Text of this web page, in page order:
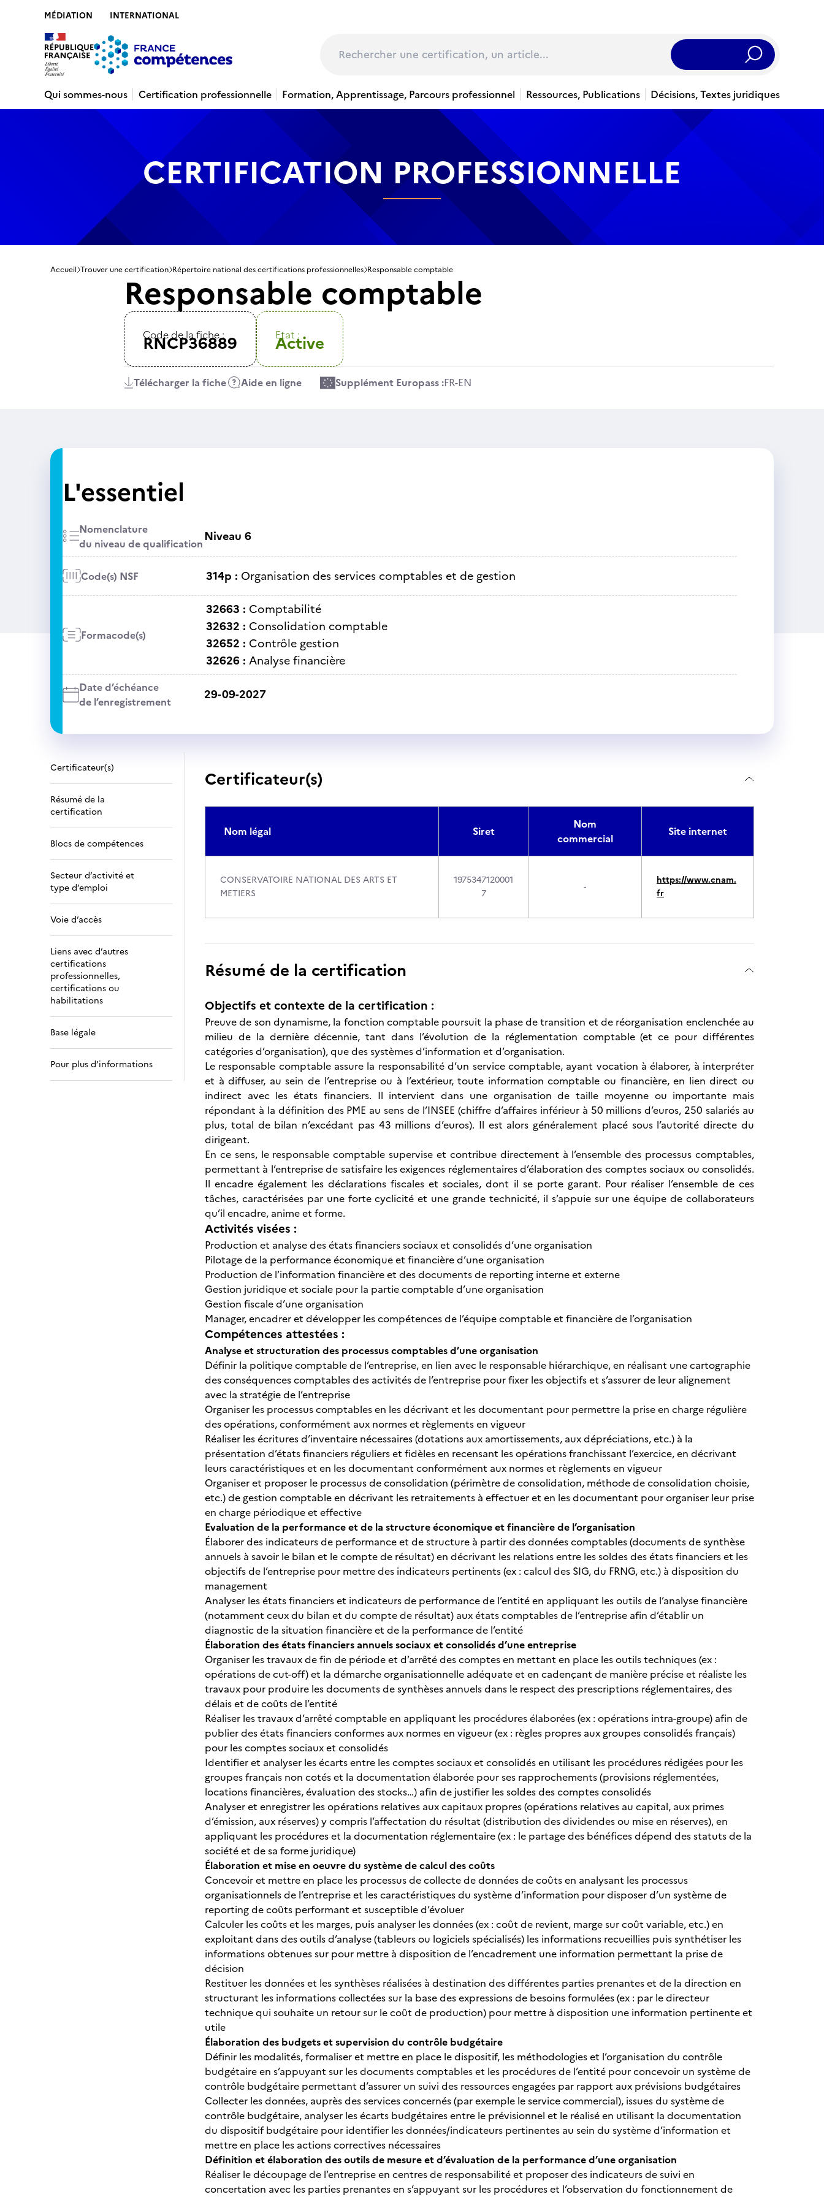
MÉDIATION INTERNATIONAL
Rechercher
Qui sommes-nous
Certification professionnelle Formation, Apprentissage, Parcours professionnel Ressources, Publications Décisions, Textes juridiques
CERTIFICATION PROFESSIONNELLE
Accueil Trouver une certification Répertoire national des certifications professionnelles Responsable comptable
Responsable comptable
Code de la fiche :
RNCP36889 Etat :
Active
Télécharger la fiche Aide en ligne Supplément Europass :FR-EN
L'essentiel
Nomenclature
du niveau de qualificationNiveau 6
Code(s) NSF 314p : Organisation des services comptables et de gestion
Formacode(s)
32663 : Comptabilité
32632 : Consolidation comptable
32652 : Contrôle gestion
32626 : Analyse financière
Date d’échéance
de l’enregistrement
29-09-2027
Certificateur(s)
Résumé de la
certification
Blocs de compétences
Secteur d’activité et
type d’emploi
Voie d’accès
Liens avec d’autres
certifications
professionnelles,
certifications ou
habilitations
Base légale
Pour plus d’informations
Certificateur(s)
Nom légal Siret
Nom
commercial
Site internet
CONSERVATOIRE NATIONAL DES ARTS ET
METIERS
1975347120001
7
-
https://www.cnam.
fr
Résumé de la certification
Objectifs et contexte de la certification :
Preuve de son dynamisme, la fonction comptable poursuit la phase de transition et de réorganisation enclenchée au
milieu de la dernière décennie, tant dans l’évolution de la réglementation comptable (et ce pour différentes
catégories d’organisation), que des systèmes d’information et d’organisation.
Le responsable comptable assure la responsabilité d’un service comptable, ayant vocation à élaborer, à interpréter
et à diffuser, au sein de l’entreprise ou à l’extérieur, toute information comptable ou financière, en lien direct ou
indirect avec les états financiers. Il intervient dans une organisation de taille moyenne ou importante mais
répondant à la définition des PME au sens de l’INSEE (chiffre d’affaires inférieur à 50 millions d’euros, 250 salariés au
plus, total de bilan n’excédant pas 43 millions d’euros). Il est alors généralement placé sous l’autorité directe du
dirigeant.
En ce sens, le responsable comptable supervise et contribue directement à l’ensemble des processus comptables,
permettant à l’entreprise de satisfaire les exigences réglementaires d’élaboration des comptes sociaux ou consolidés.
Il encadre également les déclarations fiscales et sociales, dont il se porte garant. Pour réaliser l’ensemble de ces
tâches, caractérisées par une forte cyclicité et une grande technicité, il s’appuie sur une équipe de collaborateurs
qu’il encadre, anime et forme.
Activités visées :
Production et analyse des états financiers sociaux et consolidés d’une organisation
Pilotage de la performance économique et financière d’une organisation
Production de l’information financière et des documents de reporting interne et externe
Gestion juridique et sociale pour la partie comptable d’une organisation
Gestion fiscale d’une organisation
Manager, encadrer et développer les compétences de l’équipe comptable et financière de l’organisation
Compétences attestées :
Analyse et structuration des processus comptables d’une organisation
Définir la politique comptable de l’entreprise, en lien avec le responsable hiérarchique, en réalisant une cartographie
des conséquences comptables des activités de l’entreprise pour fixer les objectifs et s’assurer de leur alignement
avec la stratégie de l’entreprise
Organiser les processus comptables en les décrivant et les documentant pour permettre la prise en charge régulière
des opérations, conformément aux normes et règlements en vigueur
Réaliser les écritures d’inventaire nécessaires (dotations aux amortissements, aux dépréciations, etc.) à la
présentation d’états financiers réguliers et fidèles en recensant les opérations franchissant l’exercice, en décrivant
leurs caractéristiques et en les documentant conformément aux normes et règlements en vigueur
Organiser et proposer le processus de consolidation (périmètre de consolidation, méthode de consolidation choisie,
etc.) de gestion comptable en décrivant les retraitements à effectuer et en les documentant pour organiser leur prise
en charge périodique et effective
Evaluation de la performance et de la structure économique et financière de l’organisation
Élaborer des indicateurs de performance et de structure à partir des données comptables (documents de synthèse
annuels à savoir le bilan et le compte de résultat) en décrivant les relations entre les soldes des états financiers et les
objectifs de l’entreprise pour mettre des indicateurs pertinents (ex : calcul des SIG, du FRNG, etc.) à disposition du
management
Analyser les états financiers et indicateurs de performance de l’entité en appliquant les outils de l’analyse financière
(notamment ceux du bilan et du compte de résultat) aux états comptables de l’entreprise afin d’établir un
diagnostic de la situation financière et de la performance de l’entité
Élaboration des états financiers annuels sociaux et consolidés d’une entreprise
Organiser les travaux de fin de période et d’arrêté des comptes en mettant en place les outils techniques (ex :
opérations de cut-off) et la démarche organisationnelle adéquate et en cadençant de manière précise et réaliste les
travaux pour produire les documents de synthèses annuels dans le respect des prescriptions réglementaires, des
délais et de coûts de l’entité
Réaliser les travaux d’arrêté comptable en appliquant les procédures élaborées (ex : opérations intra-groupe) afin de
publier des états financiers conformes aux normes en vigueur (ex : règles propres aux groupes consolidés français)
pour les comptes sociaux et consolidés
Identifier et analyser les écarts entre les comptes sociaux et consolidés en utilisant les procédures rédigées pour les
groupes français non cotés et la documentation élaborée pour ses rapprochements (provisions réglementées,
locations financières, évaluation des stocks…) afin de justifier les soldes des comptes consolidés
Analyser et enregistrer les opérations relatives aux capitaux propres (opérations relatives au capital, aux primes
d’émission, aux réserves) y compris l’affectation du résultat (distribution des dividendes ou mise en réserves), en
appliquant les procédures et la documentation réglementaire (ex : le partage des bénéfices dépend des statuts de la
société et de sa forme juridique)
Élaboration et mise en oeuvre du système de calcul des coûts
Concevoir et mettre en place les processus de collecte de données de coûts en analysant les processus
organisationnels de l’entreprise et les caractéristiques du système d’information pour disposer d’un système de
reporting de coûts performant et susceptible d’évoluer
Calculer les coûts et les marges, puis analyser les données (ex : coût de revient, marge sur coût variable, etc.) en
exploitant dans des outils d’analyse (tableurs ou logiciels spécialisés) les informations recueillies puis synthétiser les
informations obtenues sur pour mettre à disposition de l’encadrement une information permettant la prise de
décision
Restituer les données et les synthèses réalisées à destination des différentes parties prenantes et de la direction en
structurant les informations collectées sur la base des expressions de besoins formulées (ex : par le directeur
technique qui souhaite un retour sur le coût de production) pour mettre à disposition une information pertinente et
utile
Élaboration des budgets et supervision du contrôle budgétaire
Définir les modalités, formaliser et mettre en place le dispositif, les méthodologies et l’organisation du contrôle
budgétaire en s’appuyant sur les documents comptables et les procédures de l’entité pour concevoir un système de
contrôle budgétaire permettant d’assurer un suivi des ressources engagées par rapport aux prévisions budgétaires
Collecter les données, auprès des services concernés (par exemple le service commercial), issues du système de
contrôle budgétaire, analyser les écarts budgétaires entre le prévisionnel et le réalisé en utilisant la documentation
du dispositif budgétaire pour identifier les données/indicateurs pertinentes au sein du système d’information et
mettre en place les actions correctives nécessaires
Définition et élaboration des outils de mesure et d’évaluation de la performance d’une organisation
Réaliser le découpage de l’entreprise en centres de responsabilité et proposer des indicateurs de suivi en
concertation avec les parties prenantes en s’appuyant sur les procédures et l’observation du fonctionnement de